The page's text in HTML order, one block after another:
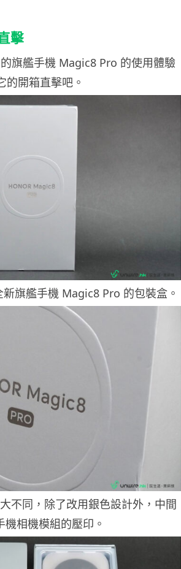
擊
旗艦手機 Magic8 Pro 的使用體驗
開箱直擊吧。
旗艦手機 Magic8 Pro 的包裝盒。
不同，除了改用銀色設計外，中間
相機模組的壓印。